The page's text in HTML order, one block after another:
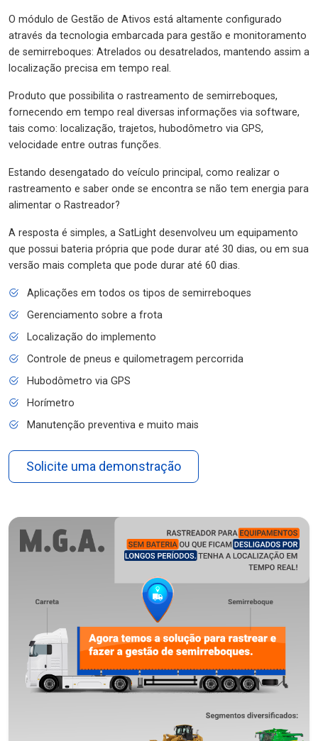
O módulo de Gestão de Ativos está altamente configurado
através da tecnologia embarcada para gestão e monitoramento
de semirreboques: Atrelados ou desatrelados, mantendo assim a
localização precisa em tempo real.
Produto que possibilita o rastreamento de semirreboques,
fornecendo em tempo real diversas informações via software,
tais como: localização, trajetos, hubodômetro via GPS,
velocidade entre outras funções.
Estando desengatado do veículo principal, como realizar o
rastreamento e saber onde se encontra se não tem energia para
alimentar o Rastreador?
A resposta é simples, a SatLight desenvolveu um equipamento
que possui bateria própria que pode durar até 30 dias, ou em sua
versão mais completa que pode durar até 60 dias.
Aplicações em todos os tipos de semirreboques
Gerenciamento sobre a frota
Localização do implemento
Controle de pneus e quilometragem percorrida
Hubodômetro via GPS
Horímetro
Manutenção preventiva e muito mais
Solicite uma demonstração